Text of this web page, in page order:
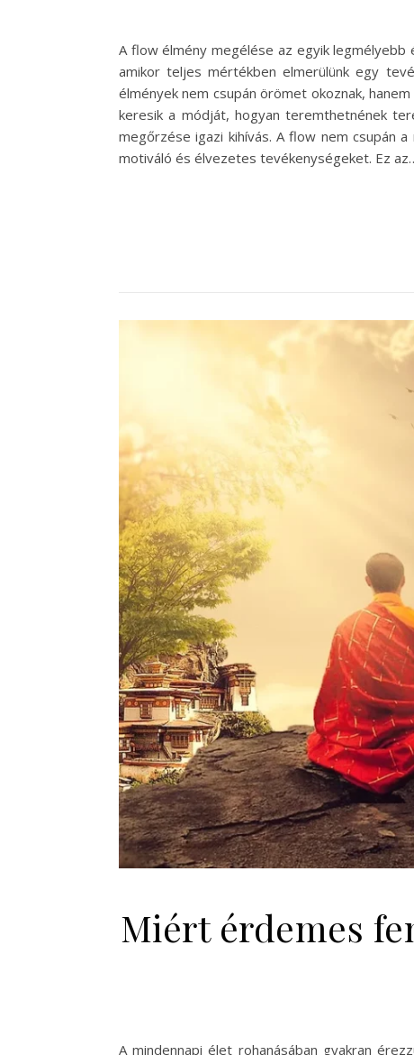
A flow élmény megélése az egyik
amikor teljes mértékben elmerülünk egy
élmények nem csupán örömet okoznak,
keresik a módját, hogyan teremthetnének
megőrzése igazi kihívás. A flow nem csupán
motiváló és élvezetes tevékenységeket. Ez
Miért érdemes
A mindennapi élet rohanásában gyakran